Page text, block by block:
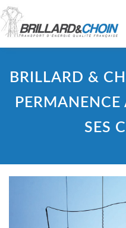
BRILLARD &
SES